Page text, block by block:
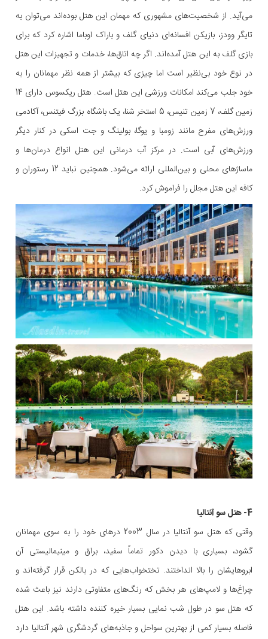
می‌آید. از شخصیت‌های مشهوری که مهمان این هتل بوده‌اند می‌توان به
تایگر وودز، بازیکن افسانه‌ای دنیای گلف و باراک اوباما اشاره کرد که برای
بازی گلف به این هتل آمده‌اند. اگر چه اتاق‌ها، خدمات و تجهیزات این هتل
در نوع خود بی‌نظیر است اما چیزی که بیشتر از همه نظر مهمانان را به
خود جلب می‌کند امکانات ورزشی این هتل است. هتل ریکسوس دارای 14
زمین گلف، 7 زمین تنیس، 5 استخر شنا، یک باشگاه بزرگ فیتنس، آکادمی
ورزش‌های مفرح مانند زومبا و یوگا، بولینگ و جت اسکی در کنار دیگر
ورزش‌های آبی است. در مرکز آب درمانی این هتل انواع درمان‌ها و
ماساژهای محلی و بین‌المللی ارائه می‌شود. همچنین نباید 12 رستوران و
کافه این هتل مجلل را فراموش کرد.
4- هتل سو آنتالیا
وقتی که هتل سو آنتالیا در سال 2003 درهای خود را به سوی مهمانان
گشود، بسیاری با دیدن دکور تماماً سفید، براق و مینیمالیستی آن
ابروهایشان را بالا انداختند. تختخواب‌هایی که در بالکن قرار گرفته‌اند و
چراغ‌ها و لامپ‌های هر بخش که رنگ‌های متفاوتی دارند نیز باعث شده
که هتل سو در طول شب نمایی بسیار خیره کننده داشته باشد. این هتل
فاصله بسیار کمی از بهترین سواحل و جاذبه‌های گردشگری شهر آنتالیا دارد